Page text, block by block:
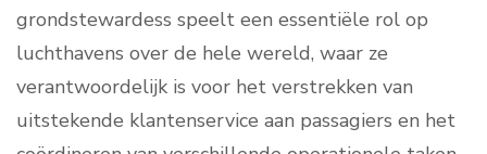
grondstewardess speelt een essentiële rol op
luchthavens over de hele wereld, waar ze
verantwoordelijk is voor het verstrekken van
uitstekende klantenservice aan passagiers en het